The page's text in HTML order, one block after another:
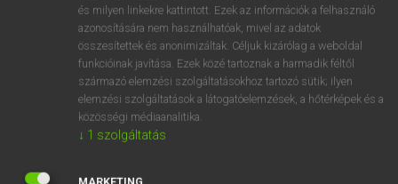
keresése szótárainkban
DÍJMENTES ANGOL SZÓTÁR
stumer
és milyen linkekre kattintott. Ezek az információk a felhasználó
azonosítására nem használhatóak, mivel az adatok
összesítettek és anonimizáltak. Céljuk kizárólag a weboldal
funkcióinak javítása. Ezek közé tartoznak a harmadik féltől
származó elemzési szolgáltatásokhoz tartozó sütik; ilyen
elemzési szolgáltatások a látogatóelemzések, a hőtérképek és a
közösségi médiaanalitika.
↓ 1 szolgáltatás